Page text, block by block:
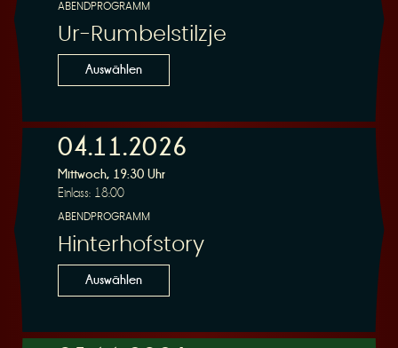
ABENDPROGRAMM
Ur-Rumbelstilzje
Auswählen
04.11.2026
Mittwoch, 19:30 Uhr
Einlass: 18:00
ABENDPROGRAMM
Hinterhofstory
Auswählen